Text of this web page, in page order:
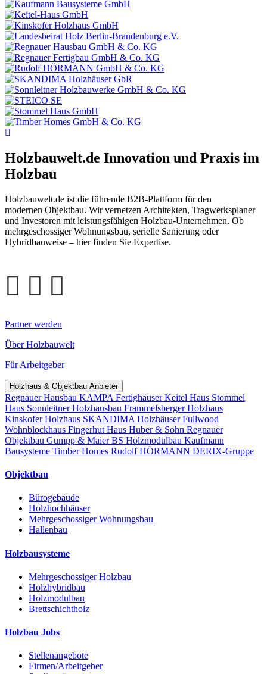
Holzbauwelt.de Innovation und Praxis im
Holzbau
Holzbauwelt.de ist die führende B2B-Plattform für den
modernen Objektbau. Wir vernetzen Architekten, Tragwerksplaner
und Investoren mit leistungsfähigen Holzbau-Unternehmen. Ob
mehrgeschossiger Wohnungsbau, serielle Sanierung oder
Hybridbauweise – hier finden Sie Expertise.
Partner werden
Über Holzbauwelt
Für Arbeitgeber
Holzhaus & Objektbau Anbieter
Regnauer Hausbau KAMPA FertighäuserKeitel Haus Stommel
Haus Sonnleitner Holzhausbau Frammelsberger Holzhaus
Kinskofer Holzhaus SKANDIMA HolzhäuserFullwood
Wohnblockhaus Fingerhut Haus Huber & Sohn Regnauer
Objektbau Gumpp & MaierBS Holzmodulbau Kaufmann
Bausysteme Timber Homes Rudolf HÖRMANN DERIX-Gruppe
Objektbau
Bürogebäude
Holzhochhäuser
Mehrgeschossiger Wohnungsbau
Hallenbau
Holzbausysteme
Mehrgeschossiger Holzbau
Holzhybridbau
Holzmodulbau
Brettschichtholz
Holzbau Jobs
Stellenangebote
Firmen/Arbeitgeber